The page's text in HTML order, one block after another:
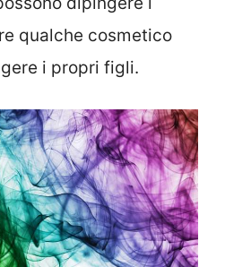
qualche cosmetico
i propri figli.